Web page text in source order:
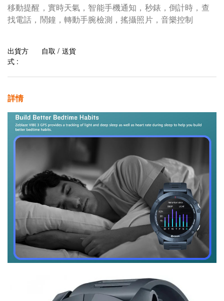
移動提醒，實時天氣，智能手機通知，秒錶，倒計時，查
找電話，鬧鐘，轉動手腕檢測，搖攝照片，音樂控制
出貨方
式 :
自取 / 送貨
詳情